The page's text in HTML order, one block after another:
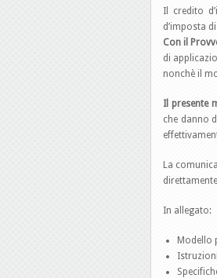
Il credito
d’imposta
Con il
di
nonchè il
Il presente
che danno
La
In allegato:
Modello